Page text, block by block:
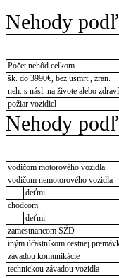
Nehody
Počet nehôd celkom
šk. do 3990€, bez usmrt., zran.
neh. s násl. na živote alebo zdraví
požiar vozidiel
Nehody
vodičom motorového vozidla
vodičom nemotorového vozidla
deťmi
chodcom
deťmi
zamestnancom SŽD
iným účastníkom cestnej
závadou komunikácie
technickou závadou vozidla